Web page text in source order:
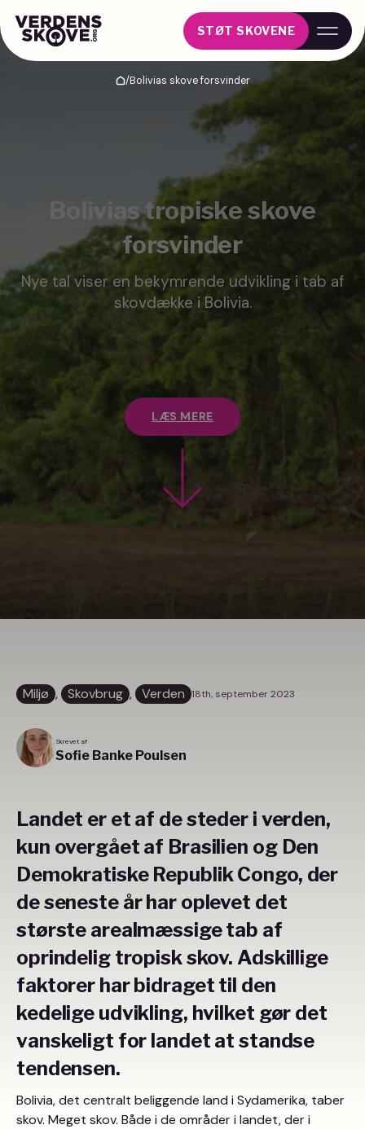
STØT SKOVENE
Hjem/Bolivias skove forsvinder
Bolivias tropiske skove
forsvinder
Nye tal viser en bekymrende udvikling i tab af
skovdække i Bolivia.
LÆS MERE
Miljø , Skovbrug , Verden 18th, september 2023
Skrevet af
Sofie Banke Poulsen
Landet er et af de steder i verden,
kun overgået af Brasilien og Den
Demokratiske Republik Congo, der
de seneste år har oplevet det
største arealmæssige tab af
oprindelig tropisk skov. Adskillige
faktorer har bidraget til den
kedelige udvikling, hvilket gør det
vanskeligt for landet at standse
tendensen.
Bolivia, det centralt beliggende land i Sydamerika, taber
skov. Meget skov. Både i de områder i landet, der i